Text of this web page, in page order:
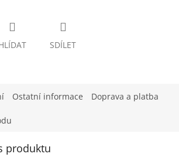
SDÍLET
Ostatní informace Doprava a platba
produktu